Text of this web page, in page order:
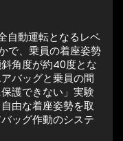
自動運転となるレベ
で、乗員の着座姿勢
角度が約40度とな
バッグと乗員の間
護できない」実験
由な着座姿勢を取
ッグ作動のシステ